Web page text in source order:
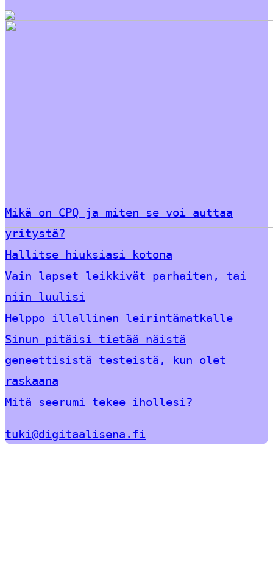
Mikä on CPQ ja miten se voi auttaa
yritystä?
Hallitse hiuksiasi kotona
Vain lapset leikkivät parhaiten, tai
niin luulisi
Helppo illallinen leirintämatkalle
Sinun pitäisi tietää näistä
geneettisistä testeistä, kun olet
raskaana
Mitä seerumi tekee ihollesi?
tuki@digitaalisena.fi